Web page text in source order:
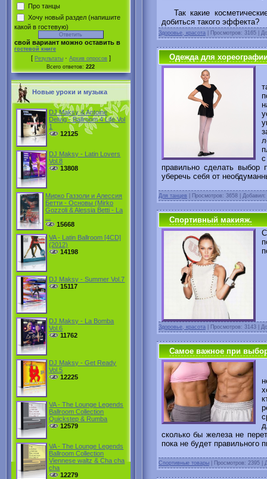
Про танцы
Хочу новый раздел (напишите
какой в гостевую)
свой вариант можно оставить в
гостевой книге
[ Результаты · Архив опросов ]
Всего ответов:222
Новые уроки и музыка
DJ Maksy & Antoine
Delvig - Ballroom 4 Life Vol
1
12125
DJ Maksy - Latin Lovers
Vol.8
13808
Мирко Газзоли и Алессия
Бетти - Основы (Mirko
Gozzoli & Alessia Betti - La
15668
VA - Latin Ballroom [4CD]
(2012)
14198
DJ Maksy - Summer Vol.7
15117
DJ Maksy - La Bomba
Vol.6
11762
DJ Maksy - Get Ready
Vol.5
12225
VA - The Lounge Legends
Ballroom Collection
Quickstep & Rumba
12579
VA - The Lounge Legends
Ballroom Collection
Viennese waltz & Cha cha
cha
12279
Так какие
добиться такого эффекта?
Здоровье, красота Просмотров: 3165 |
Одежда для
правильно сделать выбор
уберечь себя от
Для танцев Просмотров: 3658 | Добавил:
Спортивный макияж.
Здоровье, красота Просмотров: 3143 |
Самое важное при
сколько бы железа не
пока не будет правильного
Спортивные товары Просмотров: 2395 |